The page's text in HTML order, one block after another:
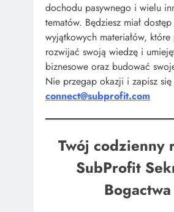
dochodu pasywnego i wielu
tematów. Będziesz miał
wyjątkowych materiałów,
rozwijać swoją wiedzę i
biznesowe oraz budować
Nie przegap okazji i zapisz
connect@subprofit.com
Twój codzienny
SubProfit
Bogactwa